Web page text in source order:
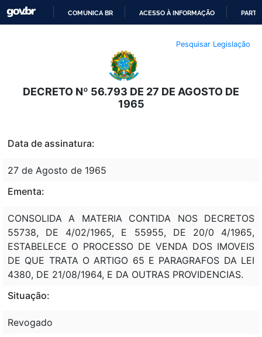
O
CONTEÚDO
COMUNICA BR ACESSO À INFORMAÇÃO
Pesquisar Legislação
DECRETO Nº 56.793 DE 27 DE AGOSTO DE
1965
Data de assinatura:
27 de Agosto de 1965
Ementa:
CONSOLIDA A MATERIA CONTIDA NOS DECRETOS
55738, DE 4/02/1965, E 55955, DE 20/0 4/1965,
ESTABELECE O PROCESSO DE VENDA DOS IMOVEIS
DE QUE TRATA O ARTIGO 65 E PARAGRAFOS DA LEI
4380, DE 21/08/1964, E DA OUTRAS PROVIDENCIAS.
Situação:
Revogado